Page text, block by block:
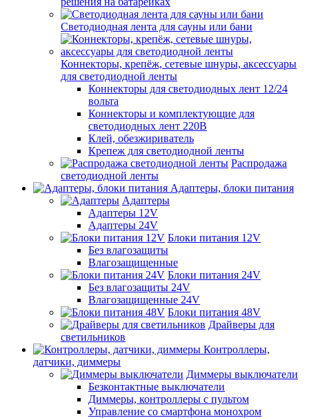
Светодиодная лента для сауны или бани
Коннекторы, крепёж, сетевые шнуры, аксессуары
для светодиодной ленты
Коннекторы для светодиодных лент 12/24
вольта
Коннекторы и комплектующие для
светодиодных лент 220В
Клей, обезжириватель
Крепеж для светодиодной ленты
Распродажа
светодиодной ленты
Адаптеры, блоки питания
Адаптеры
Адаптеры 12V
Адаптеры 24V
Блоки питания 12V
Без влагозащиты
Влагозащищенные
Блоки питания 24V
Без влагозащиты 24V
Влагозащищенные 24V
Блоки питания 48V
Драйверы для
светильников
Контроллеры,
датчики, диммеры
Диммеры выключатели
Безконтактные выключатели
Диммеры, контроллеры с пультом
Управление со смартфона монохром